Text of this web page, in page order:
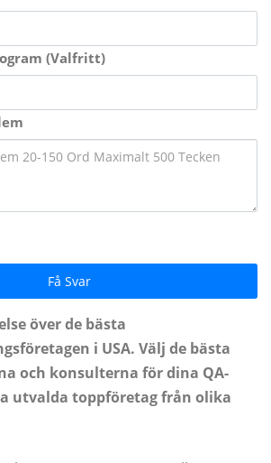
(Valfritt)
Få Svar
över de bästa
i USA. Välj de bästa
och konsulterna för dina QA-
utvalda toppföretag från olika